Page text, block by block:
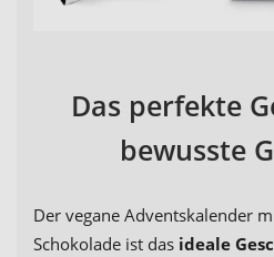
Das perfekte
bewusste
Der vegane Adventskalender
Schokolade ist das ideale